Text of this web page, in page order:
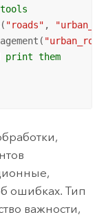
"roads" ,
print them
ошибках. Тип
важности,